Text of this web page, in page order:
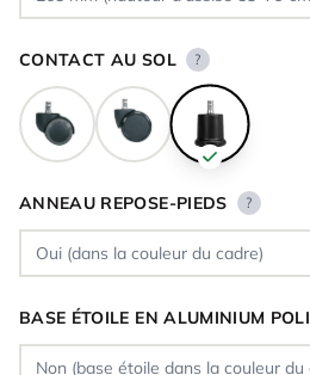
CONTACT AU SOL ?
ANNEAU REPOSE-PIEDS ?
BASE ÉTOILE EN ALUMINIUM POLI